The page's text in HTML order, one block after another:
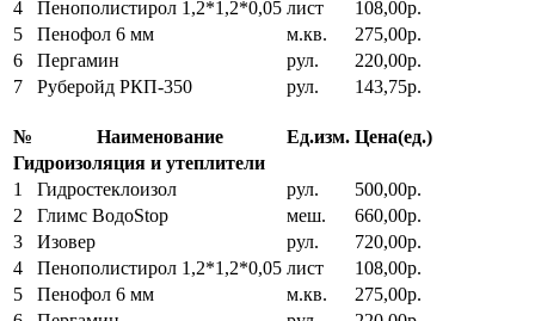
4
Пенополистирол 1,2*1,2*0,05 лист
108,00р.
5
Пенофол 6 мм м.кв.
275,00р.
6
Пергамин рул.
220,00р.
7
Руберойд РКП-350 рул. 143,75р.
№ Наименование Ед.изм. Цена(ед.)
Гидроизоляция и утеплители
1
Гидростеклоизол рул.
500,00р.
2
Глимс ВодоStop меш.
660,00р.
3
Изовер рул.
720,00р.
4
Пенополистирол 1,2*1,2*0,05 лист
108,00р.
5
Пенофол 6 мм м.кв.
275,00р.